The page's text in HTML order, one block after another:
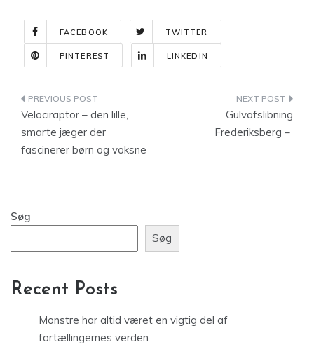
FACEBOOK TWITTER
PINTEREST LINKEDIN
Indlægsnavigation
Velociraptor – den lille,
smarte jæger der
fascinerer børn og voksne
Gulvafslibning
Frederiksberg –
Søg
Søg
Recent Posts
Monstre har altid været en vigtig del af
fortællingernes verden